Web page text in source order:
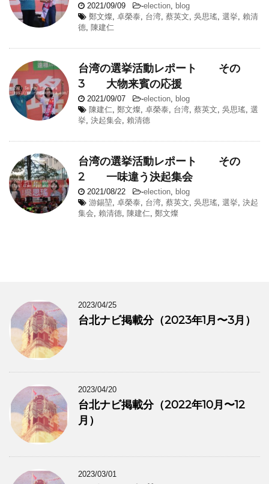
2021/09/09 -election, blog
鄭文燦, 卓榮泰, 台湾, 蔡英文, 吳思瑤, 選挙, 賴清
德, 陳建仁
台湾の選挙活動レポート その
3 大物来賓の応援
2021/09/07 -election, blog
陳建仁, 鄭文燦, 卓榮泰, 台湾, 蔡英文, 吳思瑤, 選
挙, 決起集会, 賴清德
台湾の選挙活動レポート その
2 一味違う決起集会
2021/08/22 -election, blog
游錫堃, 卓榮泰, 台湾, 蔡英文, 吳思瑤, 選挙, 決起
集会, 賴清德, 陳建仁, 鄭文燦
2023/04/25
台北ナビ掲載分（2023年1月〜3月）
2023/04/20
台北ナビ掲載分（2022年10月〜12
月）
2023/03/01